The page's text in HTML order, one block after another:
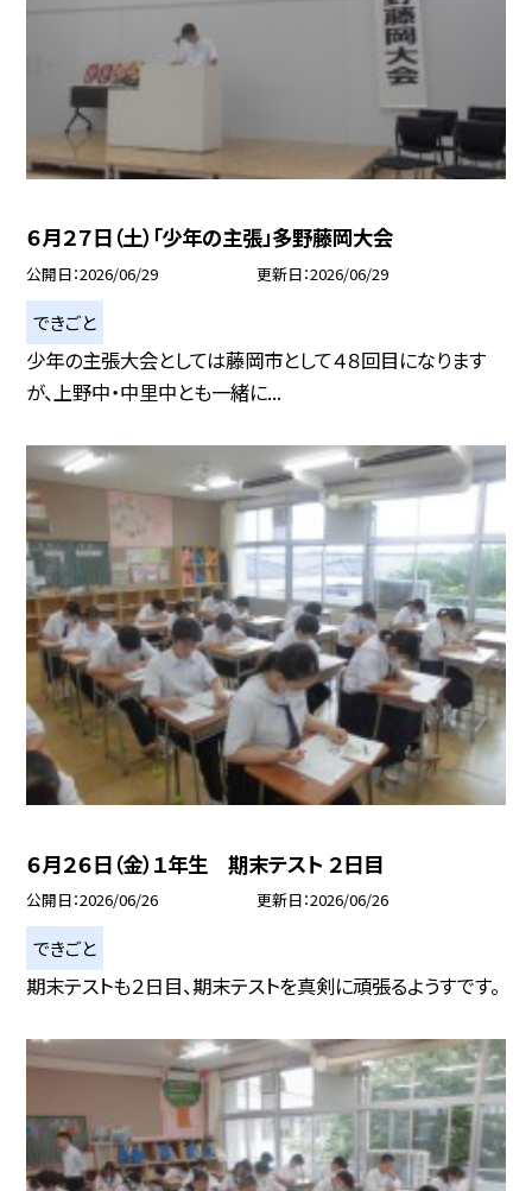
６月２７日（土）「少年の主張」多野藤岡大会
公開日 2026/06/29 更新日 2026/06/29
できごと
少年の主張大会としては藤岡市として４８回目になります
が、上野中・中里中とも一緒に...
６月２６日（金）１年生 期末テスト ２日目
公開日 2026/06/26 更新日 2026/06/26
できごと
期末テストも２日目、期末テストを真剣に頑張るようすです。